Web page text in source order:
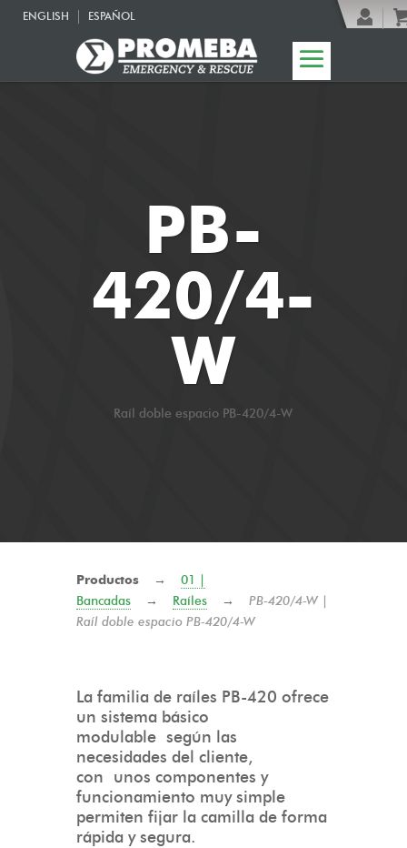
ENGLISH ESPAÑOL
PB-
420/4-
W
Raíl doble espacio PB-420/4-W
Productos → 01 |
Bancadas → Raíles → PB-420/4-W |
Raíl doble espacio PB-420/4-W
La familia de raíles PB-420 ofrece
un sistema básico
modulable según las
necesidades del cliente,
con unos componentes y
funcionamiento muy simple
permiten fijar la camilla de forma
rápida y segura.